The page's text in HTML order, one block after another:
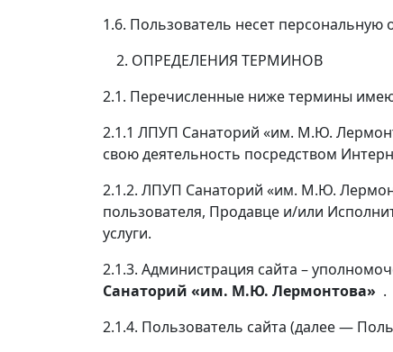
1.6. Пользователь несет
ОПРЕДЕЛЕНИЯ ТЕРМИНОВ
2.1. Перечисленные ниже термины
2.1.1 ЛПУП Санаторий «им. М.Ю.
свою деятельность посредством
2.1.2. ЛПУП Санаторий «им. М.Ю.
пользователя, Продавце и/или
услуги.
2.1.3. Администрация сайта –
Санаторий «им. М.Ю. Лермонтова» .
2.1.4. Пользователь сайта (далее —